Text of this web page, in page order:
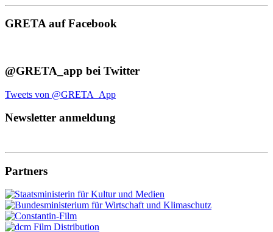
GRETA auf Facebook
@GRETA_app bei Twitter
Tweets von @GRETA_App
Newsletter anmeldung
Partners